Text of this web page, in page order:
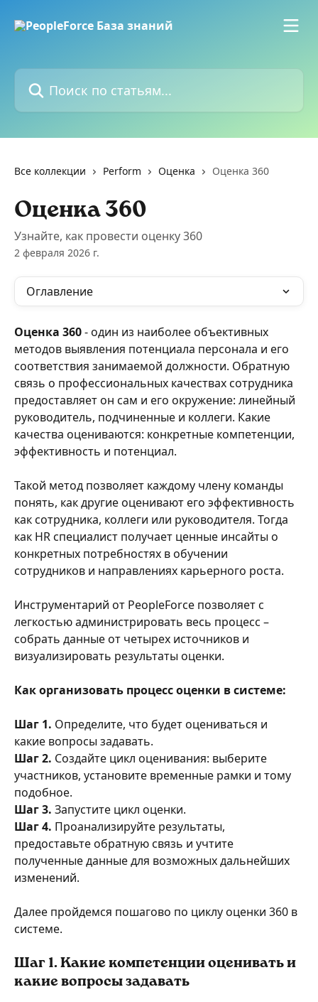
Поиск по статьям...
Все коллекции Perform Оценка Оценка 360
Оценка 360
Узнайте, как провести оценку 360
2 февраля 2026 г.
Оглавление
Оценка 360 - один из наиболее объективных
методов выявления потенциала персонала и его
соответствия занимаемой должности. Обратную
связь о профессиональных качествах сотрудника
предоставляет он сам и его окружение: линейный
руководитель, подчиненные и коллеги. Какие
качества оцениваются: конкретные компетенции,
эффективность и потенциал.
Такой метод позволяет каждому члену команды
понять, как другие оценивают его эффективность
как сотрудника, коллеги или руководителя. Тогда
как HR специалист получает ценные инсайты о
конкретных потребностях в обучении
сотрудников и направлениях карьерного роста.
Инструментарий от PeopleForce позволяет с
легкостью администрировать весь процесс –
собрать данные от четырех источников и
визуализировать результаты оценки.
Как организовать процесс оценки в системе:
Шаг 1. Определите, что будет оцениваться и
какие вопросы задавать.
Шаг 2. Создайте цикл оценивания: выберите
участников, установите временные рамки и тому
подобное.
Шаг 3. Запустите цикл оценки.
Шаг 4. Проанализируйте результаты,
предоставьте обратную связь и учтите
полученные данные для возможных дальнейших
изменений.
Далее пройдемся пошагово по циклу оценки 360 в
системе.
Шаг 1. Какие компетенции оценивать и
какие вопросы задавать